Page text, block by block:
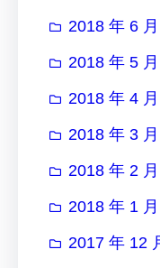
2018 年 6 月
2018 年 5 月
2018 年 4 月
2018 年 3 月
2018 年 2 月
2018 年 1 月
2017 年 12